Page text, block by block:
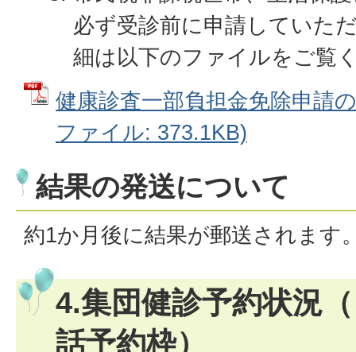
必ず受診前に申請していた
細は以下のファイルをご覧
健康診査一部負担金免除申請
ファイル: 373.1KB)
結果の発送について
約1か月後に結果が郵送されます
4.集団健診予約状況
話予約枠）